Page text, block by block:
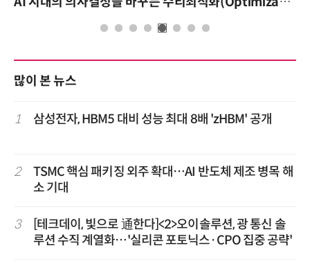
많이 본 뉴스
1 삼성전자, HBM5 대비 성능 최대 8배 'zHBM' 공개
2
TSMC 핵심 패키징 외주 확대…AI 반도체 제조 병목 해
소 기대
3
[테크데이, 빛으로 通한다]<2>오이솔루션, 광 통신 솔
루션 수직 계열화…'실리콘 포토닉스·CPO 집중 공략'